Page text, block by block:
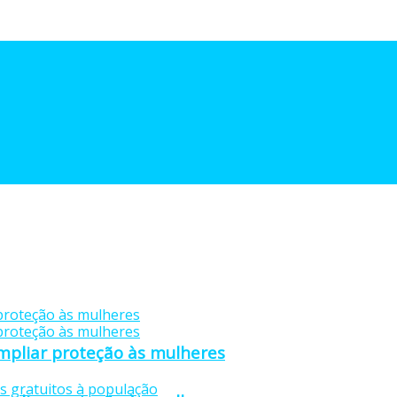
proteção às mulheres